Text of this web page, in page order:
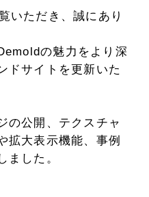
いただき、誠にあり
の魅力をより深
ドサイトを更新いた
の公開、テクスチャ
拡大表示機能、事例
ました。